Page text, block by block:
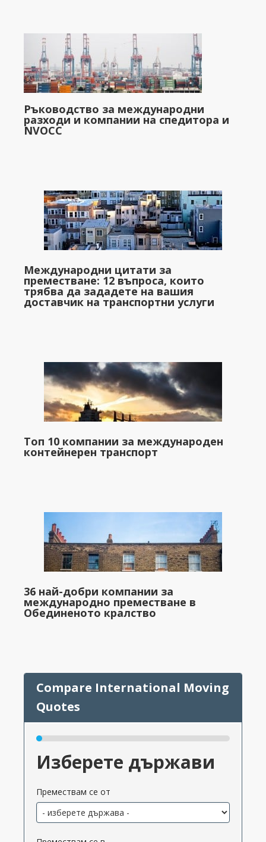
Ръководство за международни
разходи и компании на спедитора и
NVOCC
Международни цитати за
преместване: 12 въпроса, които
трябва да зададете на вашия
доставчик на транспортни услуги
Топ 10 компании за международен
контейнерен транспорт
36 най-добри компании за
международно преместване в
Обединеното кралство
Изберете държави
Премествам се от